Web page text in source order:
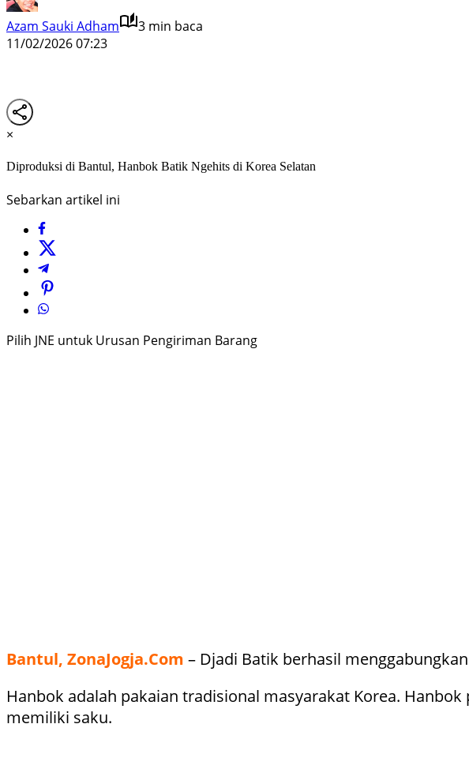
Azam Sauki Adham
3 min baca
11/02/2026 07:23
×
Diproduksi di Bantul, Hanbok Batik Ngehits di Korea Selatan
Sebarkan artikel ini
Pilih JNE untuk Urusan Pengiriman Barang
Bantul, ZonaJogja.Com – Djadi Batik berhasil
Hanbok adalah pakaian tradisional masyarakat Korea.
memiliki saku.